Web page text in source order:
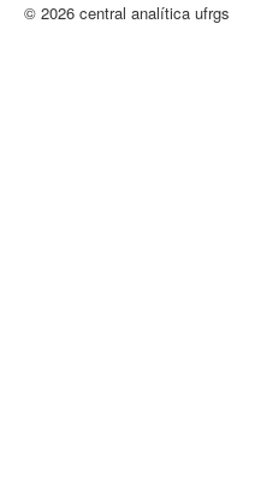
© 2026 central analítica ufrgs